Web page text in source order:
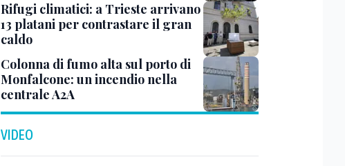
Rifugi climatici: a Trieste arrivano
13 platani per contrastare il gran
caldo
Colonna di fumo alta sul porto di
Monfalcone: un incendio nella
centrale A2A
VIDEO